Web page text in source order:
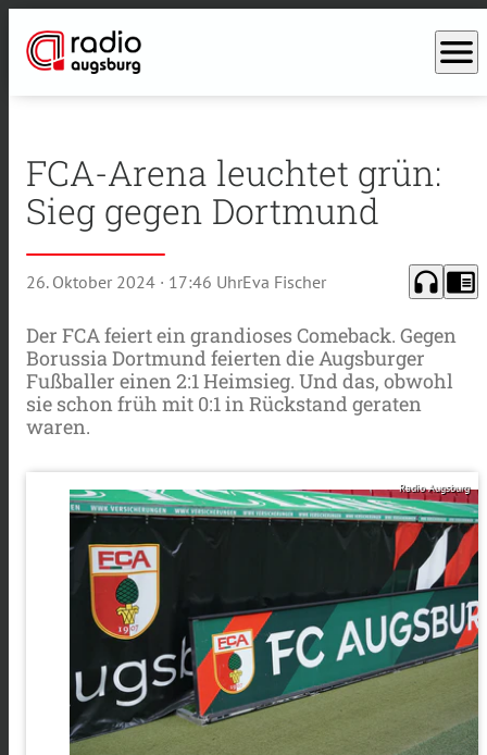
menu
FCA-Arena leuchtet grün:
Sieg gegen Dortmund
26. Oktober 2024 · 17:46 UhrEva Fischer headphones chrome_reader_mode
Der FCA feiert ein grandioses Comeback. Gegen
Borussia Dortmund feierten die Augsburger
Fußballer einen 2:1 Heimsieg. Und das, obwohl
sie schon früh mit 0:1 in Rückstand geraten
waren.
Radio Augsburg